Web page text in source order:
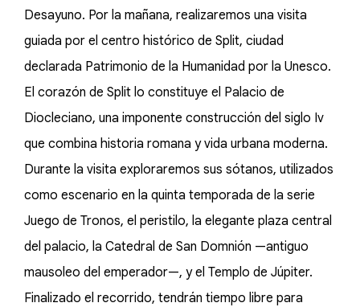
Desayuno. Por la mañana, realizaremos una visita
guiada por el centro histórico de Split, ciudad
declarada Patrimonio de la Humanidad por la Unesco.
El corazón de Split lo constituye el Palacio de
Diocleciano, una imponente construcción del siglo Iv
que combina historia romana y vida urbana moderna.
Durante la visita exploraremos sus sótanos, utilizados
como escenario en la quinta temporada de la serie
Juego de Tronos, el peristilo, la elegante plaza central
del palacio, la Catedral de San Domnión —antiguo
mausoleo del emperador—, y el Templo de Júpiter.
Finalizado el recorrido, tendrán tiempo libre para